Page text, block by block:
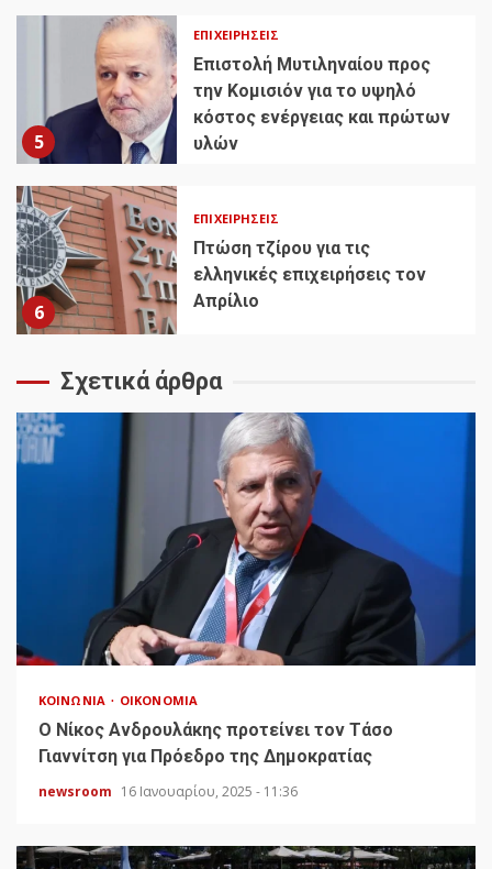
5
ΕΠΙΧΕΙΡΉΣΕΙΣ
Επιστολή Μυτιληναίου προς
την Κομισιόν για το υψηλό
κόστος ενέργειας και πρώτων
υλών
6
ΕΠΙΧΕΙΡΉΣΕΙΣ
Πτώση τζίρου για τις
ελληνικές επιχειρήσεις τον
Απρίλιο
Σχετικά άρθρα
ΚΟΙΝΩΝΊΑ ΟΙΚΟΝΟΜΊΑ
Ο Νίκος Ανδρουλάκης προτείνει τον Τάσο
Γιαννίτση για Πρόεδρο της Δημοκρατίας
newsroom 16 Ιανουαρίου, 2025 - 11:36